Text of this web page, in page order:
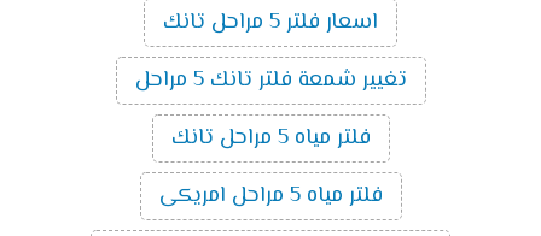
اسعار فلتر 5 مراحل تانك
تغيير شمعة فلتر تانك 5 مراحل
فلتر مياه 5 مراحل تانك
فلتر مياه 5 مراحل امريكى